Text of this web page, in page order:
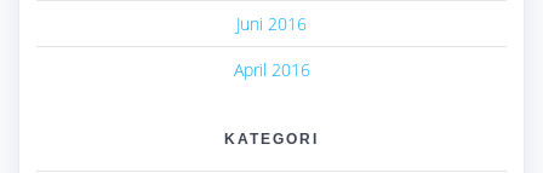
Juni 2016
April 2016
KATEGORI